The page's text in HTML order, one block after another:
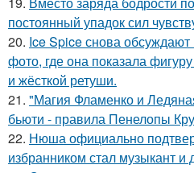
постоянный упадок сил
20. Ice Spice снова обсуждают
фото, где она показала
и жёсткой ретуши.
21. "Магия Фламенко и
бьюти - правила Пенелопы
22. Нюша официально
избранником стал музыкант